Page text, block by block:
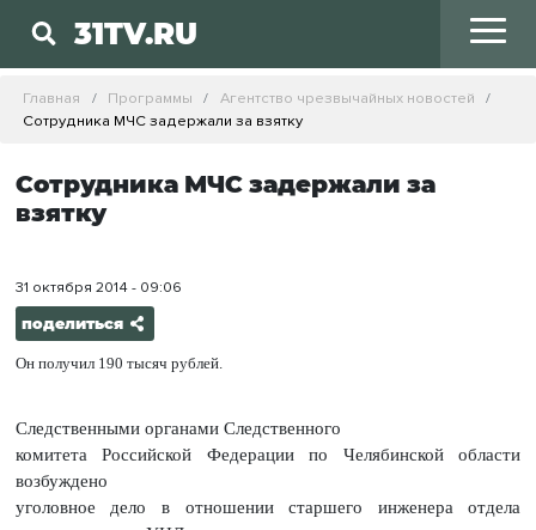
31TV.RU
Главная Программы
Агентство чрезвычайных новостей
Сотрудника МЧС задержали за взятку
Сотрудника МЧС задержали за
взятку
31 октября 2014 - 09:06
поделиться
Он получил 190 тысяч рублей.
Следственными органами Следственного
комитета Российской Федерации по Челябинской области
возбуждено
уголовное дело в отношении старшего инженера отдела